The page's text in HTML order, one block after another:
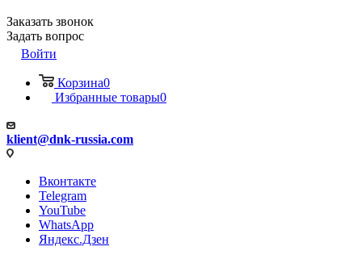
Заказать звонок
Задать вопрос
Войти
Корзина0
Избранные товары0
klient@dnk-russia.com
Вконтакте
Telegram
YouTube
WhatsApp
Яндекс.Дзен